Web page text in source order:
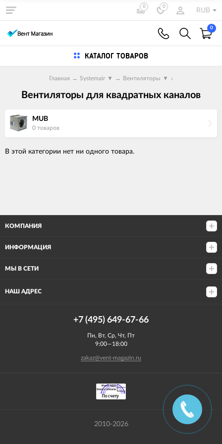
0 0
RUB
0
КАТАЛОГ ТОВАРОВ
Главная → Systemair ▼ → Вентиляторы ▼ ↓
Вентиляторы для квадратных каналов
MUB
0 товаров
В этой категории нет ни одного товара.
КОМПАНИЯ
ИНФОРМАЦИЯ
МЫ В СЕТИ
НАШ АДРЕС
+7 (495) 649-67-66
Пн, Вт, Ср, Чт, Пт
9:00—18:00
zakaz@vent-magazin.ru
2010-2026